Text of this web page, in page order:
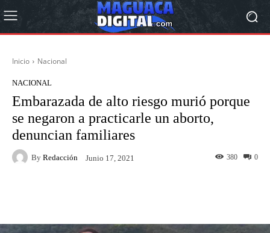
Inicio Nacional
NACIONAL
Embarazada de alto riesgo murió porque
se negaron a practicarle un aborto,
denuncian familiares
By Redacción Junio 17, 2021 0
380